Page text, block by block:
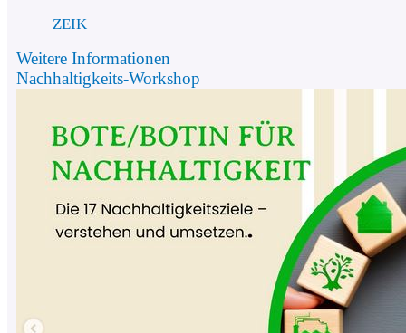
ZEIK
Weitere Informationen
Nachhaltigkeits-Workshop